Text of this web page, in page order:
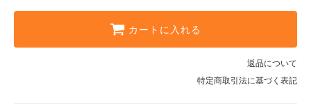
カートに入れる
返品について
特定商取引法に基づく表記